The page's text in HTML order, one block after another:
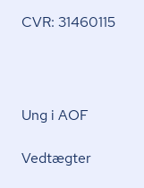
CVR: 31460115
Ung i AOF
Vedtægter